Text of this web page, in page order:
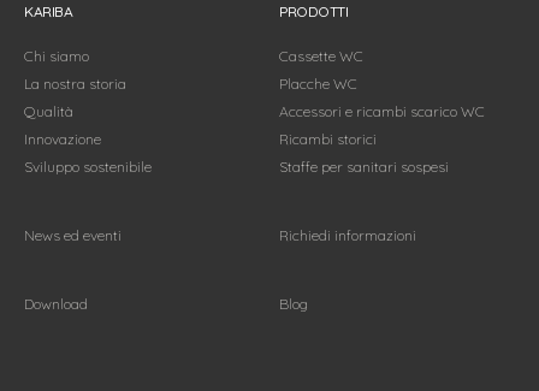
KARIBA
Chi siamo
La nostra storia
Qualità
Innovazione
Sviluppo sostenibile
PRODOTTI
Cassette WC
Placche WC
Accessori e ricambi scarico WC
Ricambi storici
Staffe per sanitari sospesi
News ed eventi Richiedi informazioni
Download Blog